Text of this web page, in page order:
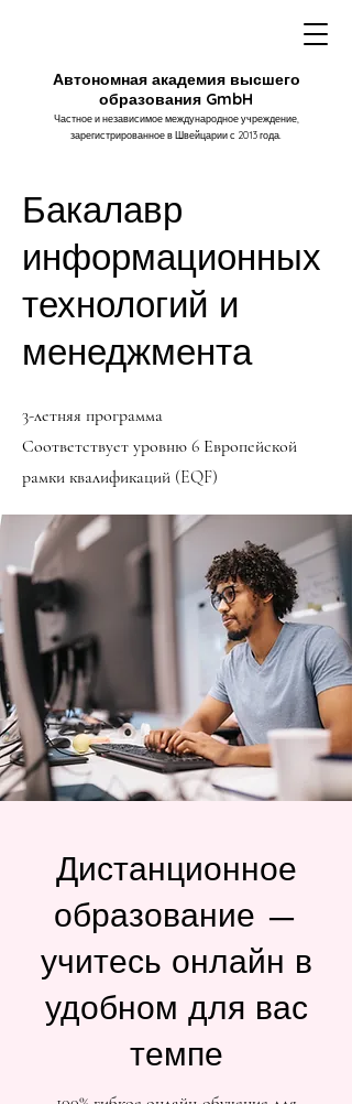
Автономная академия высшего
образования GmbH
Частное и независимое международное учреждение,
зарегистрированное в Швейцарии с 2013 года.
Бакалавр
информационных
технологий и
менеджмента
3-летняя программа
Соответствует уровню 6 Европейской
рамки квалификаций (EQF)
Дистанционное
образование —
учитесь онлайн в
удобном для вас
темпе